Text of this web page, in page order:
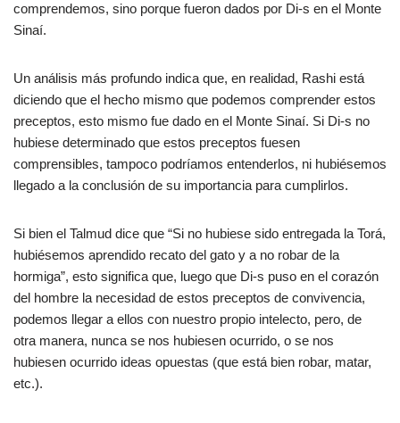
comprendemos, sino porque fueron dados por Di-s en el Monte
Sinaí.
Un análisis más profundo indica que, en realidad, Rashi está
diciendo que el hecho mismo que podemos comprender estos
preceptos, esto mismo fue dado en el Monte Sinaí. Si Di-s no
hubiese determinado que estos preceptos fuesen
comprensibles, tampoco podríamos entenderlos, ni hubiésemos
llegado a la conclusión de su importancia para cumplirlos.
Si bien el Talmud dice que “Si no hubiese sido entregada la Torá,
hubiésemos aprendido recato del gato y a no robar de la
hormiga”, esto significa que, luego que Di-s puso en el corazón
del hombre la necesidad de estos preceptos de convivencia,
podemos llegar a ellos con nuestro propio intelecto, pero, de
otra manera, nunca se nos hubiesen ocurrido, o se nos
hubiesen ocurrido ideas opuestas (que está bien robar, matar,
etc.).